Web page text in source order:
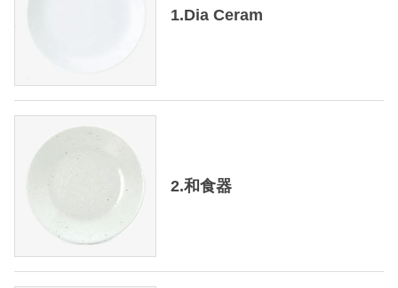
1.Dia Ceram
2.和食器